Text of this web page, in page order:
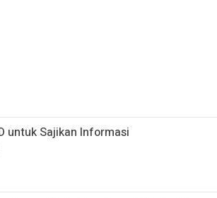
untuk Sajikan Informasi